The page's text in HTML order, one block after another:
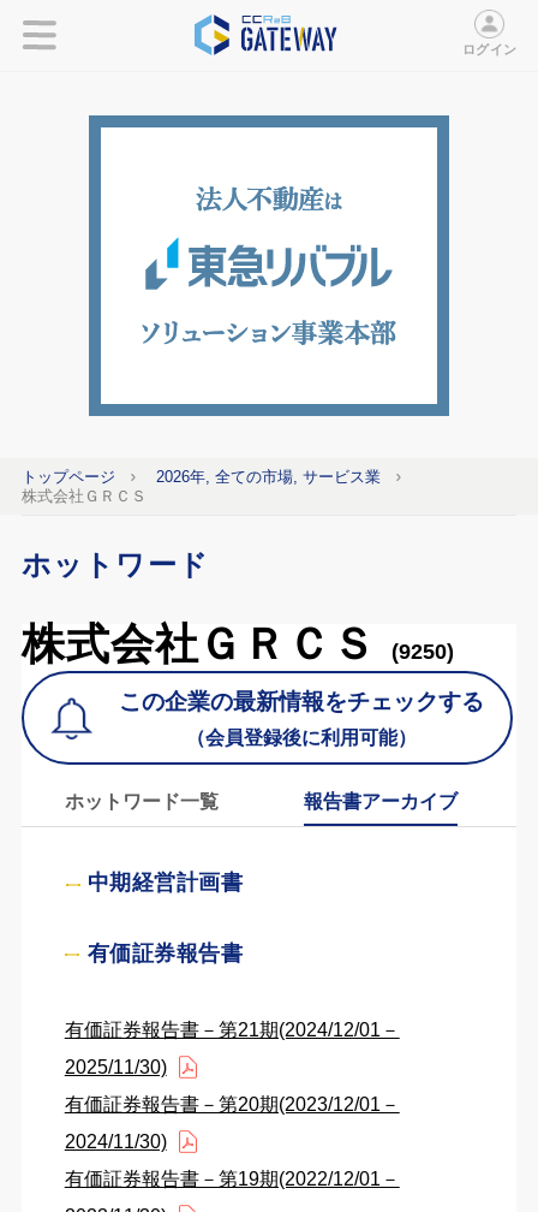
ログイン
トップページ
2026年, 全ての市場, サービス業
株式会社ＧＲＣＳ
ホットワード
株式会社ＧＲＣＳ (9250)
この企業の最新情報をチェックする
（会員登録後に利用可能）
ホットワード一覧 報告書アーカイブ
中期経営計画書
有価証券報告書
有価証券報告書－第21期(2024/12/01－
2025/11/30)
有価証券報告書－第20期(2023/12/01－
2024/11/30)
有価証券報告書－第19期(2022/12/01－